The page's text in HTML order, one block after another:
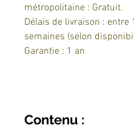
métropolitaine : Gratuit.
Délais de livraison : entre
semaines (selon
Garantie : 1 an
Contenu :